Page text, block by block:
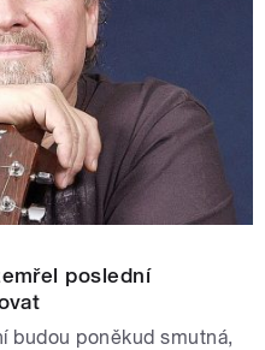
poslední
budou poněkud smutná,